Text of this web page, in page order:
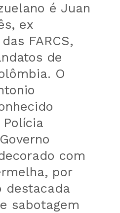
é Juan
ex
FARCS,
de
O
com
por
destacada
sabotagem